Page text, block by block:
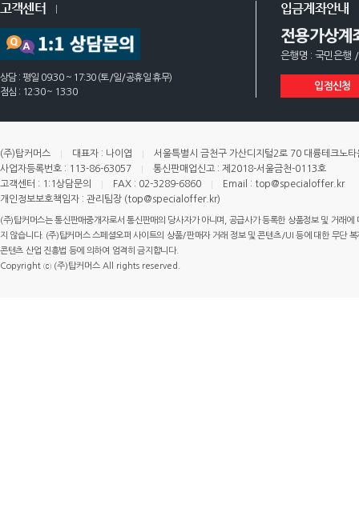
고객센터
상담 : 평일 09:30 ~ 17:30 (토/일/공휴일 휴무)
점심 : 12:30 ~ 13:30
입금계좌안내
전용가상계
은행명 : 국민은행
입점신청
(주)탑커머스 대표자 : 나이엽
서울특별시 금천구 가산디지털2로 70 대륭테크노
사업자등록번호 : 113-86-63057
통신판매업신고 : 제2018-서울금천-0113호
고객센터 : 1:1상담문의
FAX : 02-3289-6860
Email : top@specialoffer.kr
개인정보보호책임자 : 관리팀장 (top@specialoffer.kr)
(주)탑커머스는 통신판매중개자로서 통신판매의 당사자가 아니며, 공급사가 등록한 상품정보 및 거래
지 않습니다. (주)탑커머스 스페셜오퍼 사이트의 상품/판매자 거래 정보 및 콘텐츠/UI 등에 대한 무단
콘텐츠 산업 진흥법 등에 의하여 엄격히 금지합니다.
Copyright ⓒ (주)탑커머스 All rights reserved.